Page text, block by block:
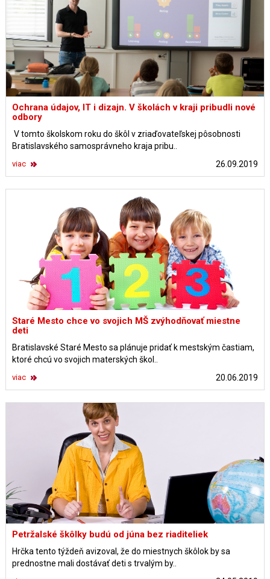
Ochrana údajov, IT i dizajn. V školách v kraji pribudli nové
odbory
V tomto školskom roku do škôl v zriaďovateľskej pôsobnosti
Bratislavského samosprávneho kraja pribu..
26.09.2019
viac
Staré Mesto chce vo svojich MŠ zvýhodňovať miestne
deti
Bratislavské Staré Mesto sa plánuje pridať k mestským častiam,
ktoré chcú vo svojich materských škol..
20.06.2019
viac
Petržalské škôlky budú od júna bez riaditeliek
Hrčka tento týždeň avizoval, že do miestnych škôlok by sa
prednostne mali dostávať deti s trvalým by..